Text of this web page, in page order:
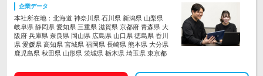
企業データ
本社所在地：北海道 神奈川県 石川県 新潟県 山梨県
岐阜県 静岡県 愛知県 三重県 滋賀県 京都府 青森県 大
阪府 兵庫県 奈良県 岡山県 広島県 山口県 徳島県 香川
県 愛媛県 高知県 宮城県 福岡県 長崎県 熊本県 大分県
鹿児島県 秋田県 山形県 茨城県 栃木県 埼玉県 東京都